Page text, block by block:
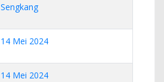
Sengkang
14 Mei 2024
14 Mei 2024